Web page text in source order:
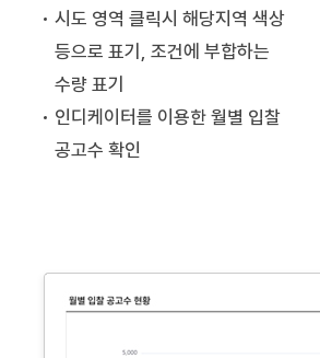
시도 영역 클릭시 해당지역 색상
등으로 표기, 조건에 부합하는
수량 표기
인디케이터를 이용한 월별 입찰
공고수 확인